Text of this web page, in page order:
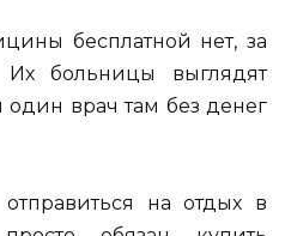
бесплатной нет, за
Их больницы выглядят
один врач там без денег
на отдых в